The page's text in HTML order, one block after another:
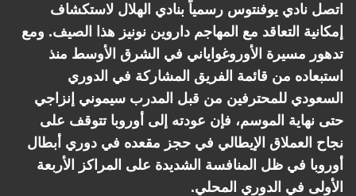
اتصل نادي يوفنتوس رسمياً بنادي الهلال لاستكشاف
إمكانية التعاقد مع المهاجم داروين نونيز هذا الصيف. ومع
تدهور مسيرة الأوروغواياني في الشرق الأوسط منذ
استبعاده من قائمة الفريق المشاركة في الدوري
السعودي للمحترفين من قبل المدرب سيموني إنزاجي
حتى نهاية الموسم، فإن عودته إلى أوروبا تتوقف على
نجاح العملاق الإيطالي في حجز مقعده في دوري أبطال
أوروبا في ظل المنافسة الشديدة على المراكز الأربعة
الأولى في الدوري المحلي.